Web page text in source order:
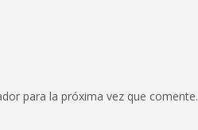
para la próxima vez que comente.